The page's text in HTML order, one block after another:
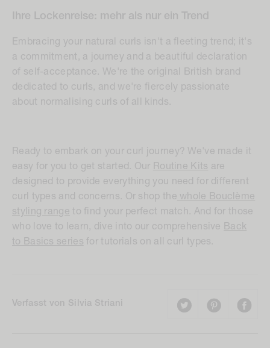
Ihre Lockenreise: mehr als nur ein Trend
Embracing your natural curls isn't a fleeting trend; it's
a commitment, a journey and a beautiful declaration
of self-acceptance. We're the original British brand
dedicated to curls, and we're fiercely passionate
about normalising curls of all kinds.
Ready to embark on your curl journey? We've made it
easy for you to get started. Our Routine Kits are
designed to provide everything you need for different
curl types and concerns. Or shop the whole Bouclème
styling range to find your perfect match. And for those
who love to learn, dive into our comprehensive Back
to Basics series for tutorials on all curl types.
Verfasst von Silvia Striani